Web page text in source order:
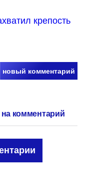
крепость
новый комментарий
на комментарий